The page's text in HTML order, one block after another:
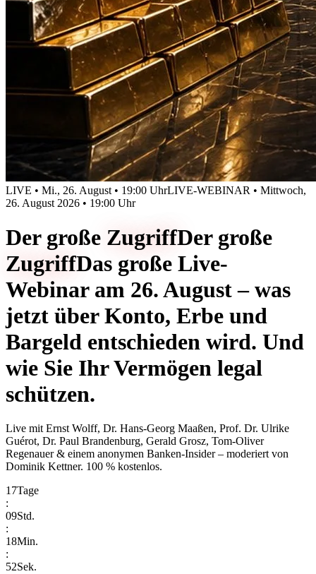
LIVE • Mi., 26. August • 19:00 UhrLIVE-WEBINAR • Mittwoch,
26. August 2026 • 19:00 Uhr
Der große ZugriffDer große
ZugriffDas große Live-
Webinar am 26. August – was
jetzt über Konto, Erbe und
Bargeld entschieden wird. Und
wie Sie Ihr Vermögen legal
schützen.
Live mitErnst Wolff, Dr. Hans-Georg Maaßen, Prof. Dr. Ulrike
Guérot, Dr. Paul Brandenburg, Gerald Grosz, Tom-Oliver
Regenauer & einem anonymen Banken-Insider– moderiert von
Dominik Kettner. 100 % kostenlos.
17Tage
:
09Std.
:
18Min.
:
52Sek.